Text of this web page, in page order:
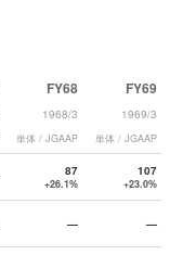
FY68
1968/3
単体 / JGAAP
FY69
1969/3
単体 / JGAAP
87
+26.1%
107
+23.0%
— —